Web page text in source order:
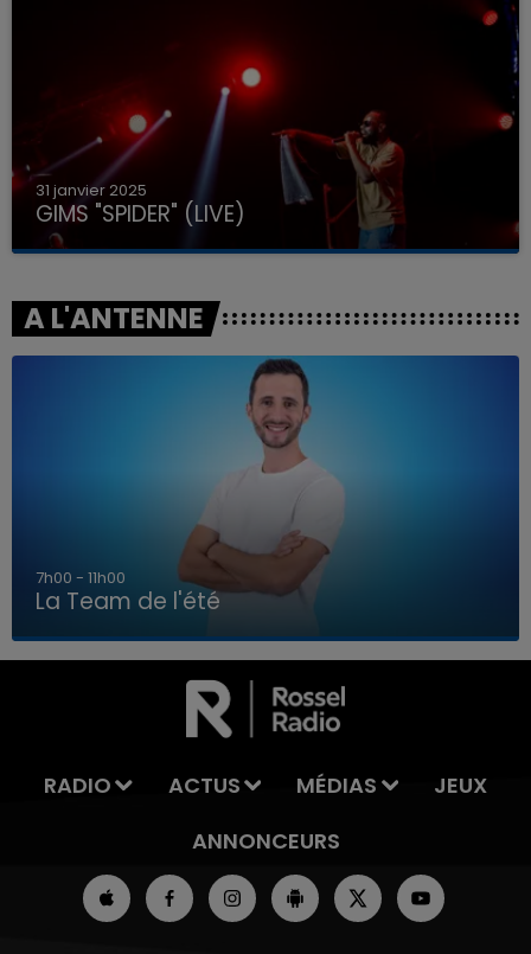
LA TEAM DE L'ÉTÉ
31 janvier 2025
GIMS "SPIDER" (LIVE)
A L'ANTENNE
7h00 - 11h00
La Team de l'été
RADIO ACTUS MÉDIAS
JEUX
ANNONCEURS